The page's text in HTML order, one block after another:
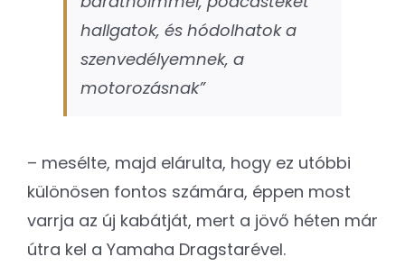
hallgatok, és hódolhatok a
szenvedélyemnek, a
motorozásnak”
– mesélte, majd elárulta, hogy ez utóbbi
különösen fontos számára, éppen most
varrja az új kabátját, mert a jövő héten már
útra kel a Yamaha Dragstarével.